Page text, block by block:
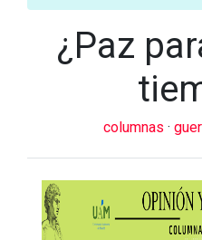
¿Paz
columnas ·